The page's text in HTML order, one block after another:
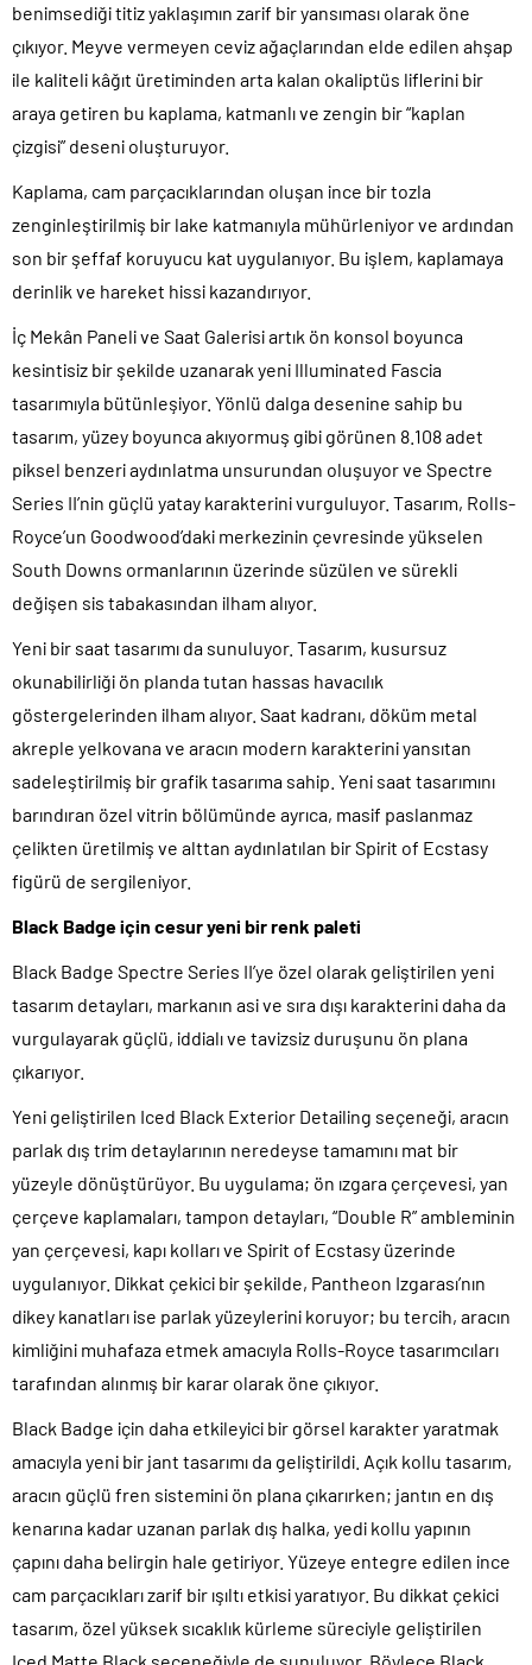
benimsediği titiz yaklaşımın zarif bir yansıması olarak öne
çıkıyor. Meyve vermeyen ceviz ağaçlarından elde edilen ahşap
ile kaliteli kâğıt üretiminden arta kalan okaliptüs liflerini bir
araya getiren bu kaplama, katmanlı ve zengin bir “kaplan
çizgisi” deseni oluşturuyor.
Kaplama, cam parçacıklarından oluşan ince bir tozla
zenginleştirilmiş bir lake katmanıyla mühürleniyor ve ardından
son bir şeffaf koruyucu kat uygulanıyor. Bu işlem, kaplamaya
derinlik ve hareket hissi kazandırıyor.
İç Mekân Paneli ve Saat Galerisi artık ön konsol boyunca
kesintisiz bir şekilde uzanarak yeni Illuminated Fascia
tasarımıyla bütünleşiyor. Yönlü dalga desenine sahip bu
tasarım, yüzey boyunca akıyormuş gibi görünen 8.108 adet
piksel benzeri aydınlatma unsurundan oluşuyor ve Spectre
Series II’nin güçlü yatay karakterini vurguluyor. Tasarım, Rolls-
Royce’un Goodwood’daki merkezinin çevresinde yükselen
South Downs ormanlarının üzerinde süzülen ve sürekli
değişen sis tabakasından ilham alıyor.
Yeni bir saat tasarımı da sunuluyor. Tasarım, kusursuz
okunabilirliği ön planda tutan hassas havacılık
göstergelerinden ilham alıyor. Saat kadranı, döküm metal
akreple yelkovana ve aracın modern karakterini yansıtan
sadeleştirilmiş bir grafik tasarıma sahip. Yeni saat tasarımını
barındıran özel vitrin bölümünde ayrıca, masif paslanmaz
çelikten üretilmiş ve alttan aydınlatılan bir Spirit of Ecstasy
figürü de sergileniyor.
Black Badge için cesur yeni bir renk paleti
Black Badge Spectre Series II’ye özel olarak geliştirilen yeni
tasarım detayları, markanın asi ve sıra dışı karakterini daha da
vurgulayarak güçlü, iddialı ve tavizsiz duruşunu ön plana
çıkarıyor.
Yeni geliştirilen Iced Black Exterior Detailing seçeneği, aracın
parlak dış trim detaylarının neredeyse tamamını mat bir
yüzeyle dönüştürüyor. Bu uygulama; ön ızgara çerçevesi, yan
çerçeve kaplamaları, tampon detayları, “Double R” ambleminin
yan çerçevesi, kapı kolları ve Spirit of Ecstasy üzerinde
uygulanıyor. Dikkat çekici bir şekilde, Pantheon Izgarası’nın
dikey kanatları ise parlak yüzeylerini koruyor; bu tercih, aracın
kimliğini muhafaza etmek amacıyla Rolls-Royce tasarımcıları
tarafından alınmış bir karar olarak öne çıkıyor.
Black Badge için daha etkileyici bir görsel karakter yaratmak
amacıyla yeni bir jant tasarımı da geliştirildi. Açık kollu tasarım,
aracın güçlü fren sistemini ön plana çıkarırken; jantın en dış
kenarına kadar uzanan parlak dış halka, yedi kollu yapının
çapını daha belirgin hale getiriyor. Yüzeye entegre edilen ince
cam parçacıkları zarif bir ışıltı etkisi yaratıyor. Bu dikkat çekici
tasarım, özel yüksek sıcaklık kürleme süreciyle geliştirilen